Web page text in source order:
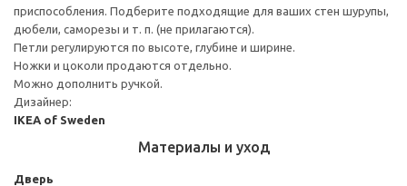
приспособления. Подберите подходящие для ваших стен шурупы,
дюбели, саморезы и т. п. (не прилагаются).
Петли регулируются по высоте, глубине и ширине.
Ножки и цоколи продаются отдельно.
Можно дополнить ручкой.
Дизайнер:
IKEA of Sweden
Материалы и уход
Дверь